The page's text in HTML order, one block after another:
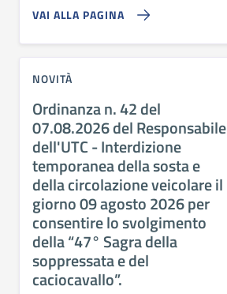
VAI ALLA PAGINA
NOVITÀ
Ordinanza n. 42 del
07.08.2026 del Responsabile
dell'UTC - Interdizione
temporanea della sosta e
della circolazione veicolare il
giorno 09 agosto 2026 per
consentire lo svolgimento
della “47° Sagra della
soppressata e del
caciocavallo”.